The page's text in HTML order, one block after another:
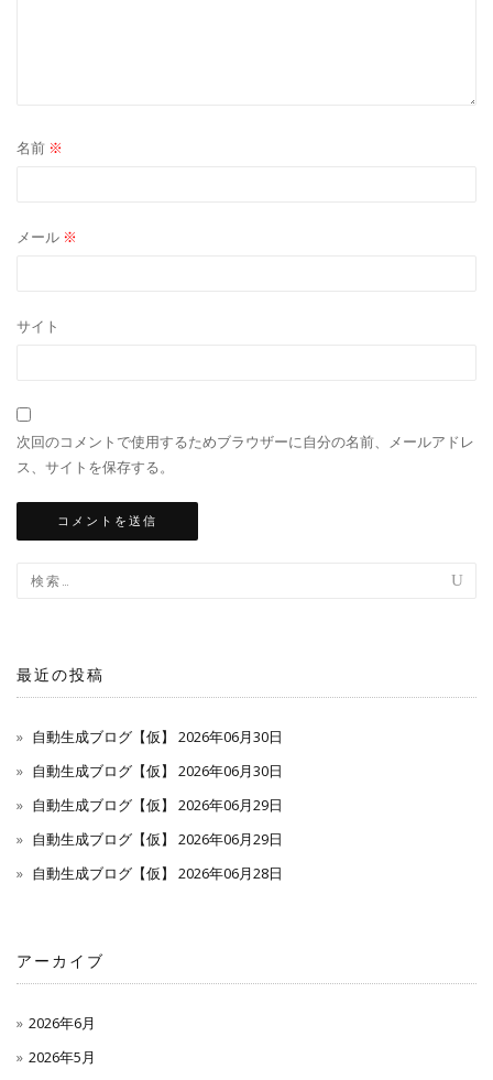
名前 ※
メール ※
サイト
次回のコメントで使用するためブラウザーに自分の名前、メールアドレ
ス、サイトを保存する。
最近の投稿
自動生成ブログ【仮】 2026年06月30日
自動生成ブログ【仮】 2026年06月30日
自動生成ブログ【仮】 2026年06月29日
自動生成ブログ【仮】 2026年06月29日
自動生成ブログ【仮】 2026年06月28日
アーカイブ
2026年6月
2026年5月